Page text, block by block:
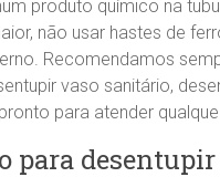
produto químico na
não usar hastes de
Recomendamos
vaso sanitário,
para atender
para